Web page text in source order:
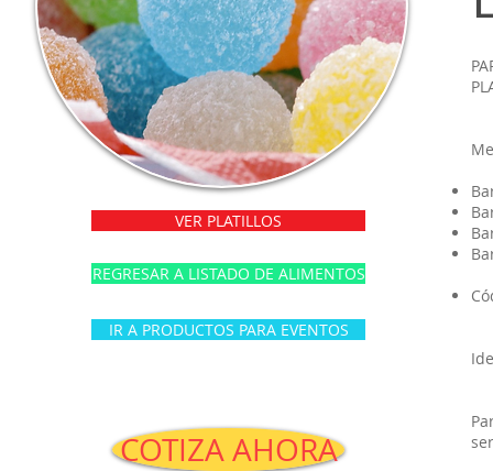
VER PLATILLOS
REGRESAR A LISTADO DE ALIMENTOS
IR A PRODUCTOS PARA EVENTOS
COTIZA AHORA